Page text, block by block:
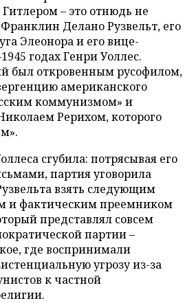
– это отнюдь не
Делано Рузвельт, его
Элеонора и его вице-
годах Генри Уоллес.
был откровенным русофилом,
американского
коммунизмом» и
Рерихом, которого
сгубила: потрясывая его
партия уговорила
взять следующим
и фактическим преемником
представлял совсем
партии –
где воспринимали
угрозу из-за
к частной